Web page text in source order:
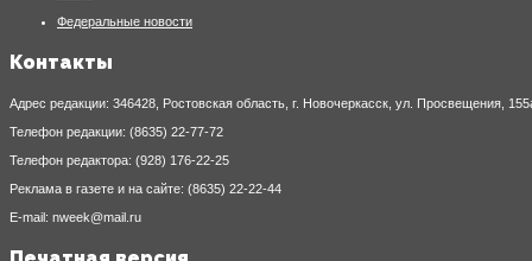
Федеральные новости
Контакты
Адрес редакции: 346428, Ростовская область, г. Новочеркасск, ул. Просвещения,
Телефон редакции: (8635) 22-77-72
Телефон редактора: (928) 176-22-25
Реклама в газете и на сайте: (8635) 22-22-44
E-mail: nweek@mail.ru